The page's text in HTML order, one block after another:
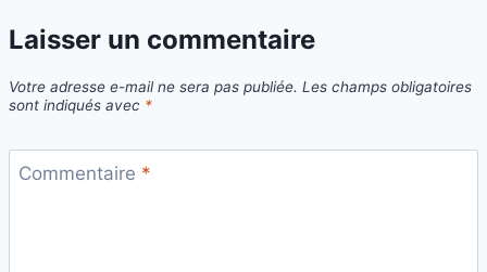
Laisser un commentaire
Votre adresse e-mail ne sera pas publiée. Les champs obligatoires
sont indiqués avec *
Commentaire *